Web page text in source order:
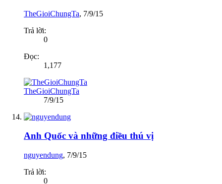
TheGioiChungTa, 7/9/15
Trả lời:
0
Đọc:
1,177
TheGioiChungTa
7/9/15
Anh Quốc và những điều thú vị
nguyendung, 7/9/15
Trả lời:
0